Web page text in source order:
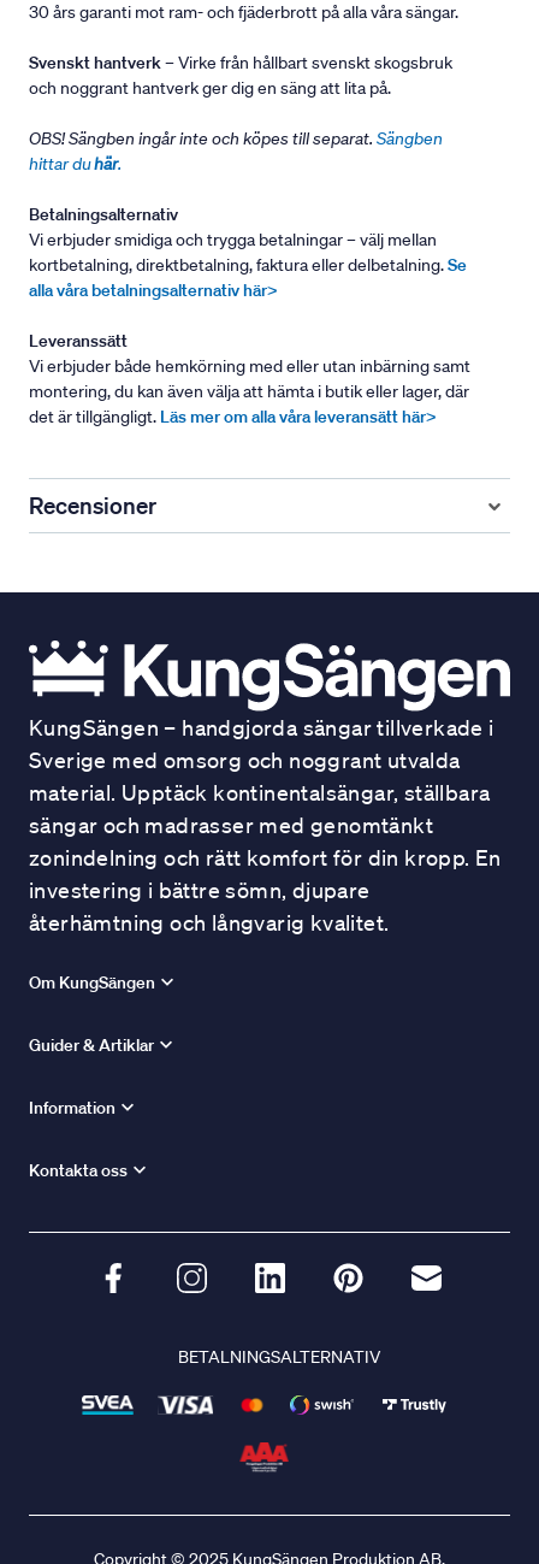
30 års garanti mot ram- och fjäderbrott på alla våra sängar.
Svenskt hantverk– Virke från hållbart svenskt skogsbruk
och noggrant hantverk ger dig en säng att lita på.
OBS! Sängben ingår inte och köpes till separat. Sängben
hittar duhär.
Betalningsalternativ
Vi erbjuder smidiga och trygga betalningar – välj mellan
kortbetalning, direktbetalning, faktura eller delbetalning.Se
alla våra betalningsalternativ här>
Leveranssätt
Vi erbjuder både hemkörning med eller utan inbärning samt
montering, du kan även välja att hämta i butik eller lager, där
det är tillgängligt. Läs mer om alla våra leveransätt här>
Recensioner
KungSängen – handgjorda sängar tillverkade i
Sverige med omsorg och noggrant utvalda
material. Upptäck kontinentalsängar, ställbara
sängar och madrasser med genomtänkt
zonindelning och rätt komfort för din kropp. En
investering i bättre sömn, djupare
återhämtning och långvarig kvalitet.
Om KungSängen
Guider & Artiklar
Information
Kontakta oss
BETALNINGSALTERNATIV
Copyright © 2025 KungSängen Produktion AB.